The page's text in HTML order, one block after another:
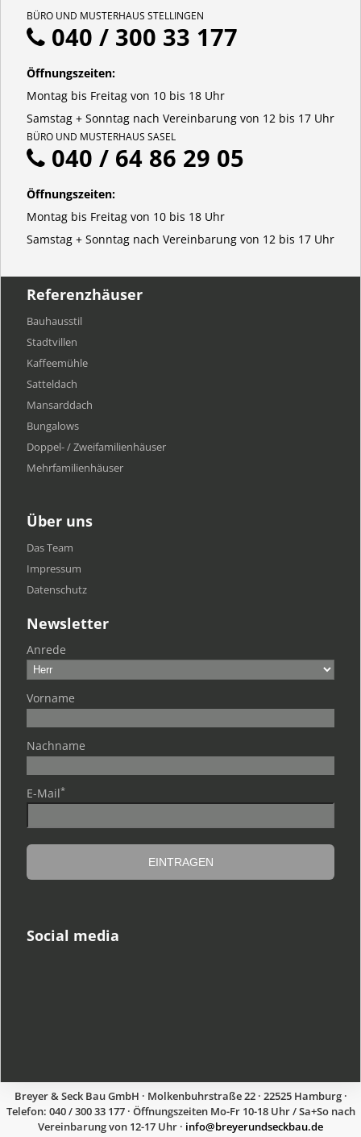
BÜRO UND MUSTERHAUS STELLINGEN
040 / 300 33 177
Öffnungszeiten:
Montag bis Freitag von 10 bis 18 Uhr
Samstag + Sonntag nach Vereinbarung von 12 bis 17 Uhr
BÜRO UND MUSTERHAUS SASEL
040 / 64 86 29 05
Öffnungszeiten:
Montag bis Freitag von 10 bis 18 Uhr
Samstag + Sonntag nach Vereinbarung von 12 bis 17 Uhr
Referenzhäuser
Bauhausstil
Stadtvillen
Kaffeemühle
Satteldach
Mansarddach
Bungalows
Doppel- / Zweifamilienhäuser
Mehrfamilien​häuser
Über uns
Das Team
Impressum
Datenschutz
Newsletter
Anrede
Vorname
Nachname
E-Mail*
Social media
Breyer & Seck Bau GmbH · Molkenbuhrstraße 22 · 22525 Hamburg ·
Telefon: 040 / 300 33 177 · Öffnungszeiten Mo-Fr 10-18 Uhr / Sa+So nach
Vereinbarung von 12-17 Uhr · ed.uabkcesdnureyerb@ofni